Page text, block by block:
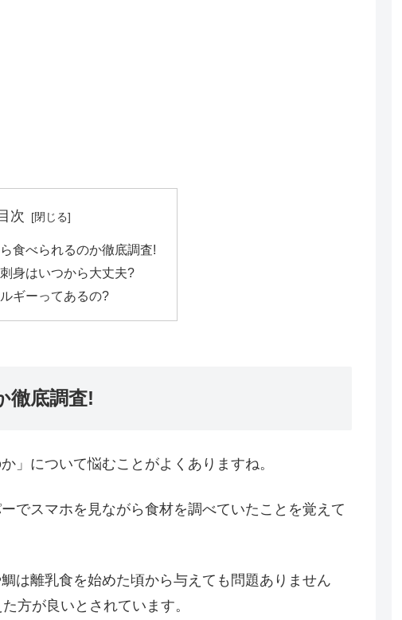
次
食べられるのか徹底調査!
身はいつから大丈夫?
ギーってあるの?
徹底調査!
」について悩むことがよくありますね。
でスマホを見ながら食材を調べていたことを覚えて
は離乳食を始めた頃から与えても問題ありません
方が良いとされています。